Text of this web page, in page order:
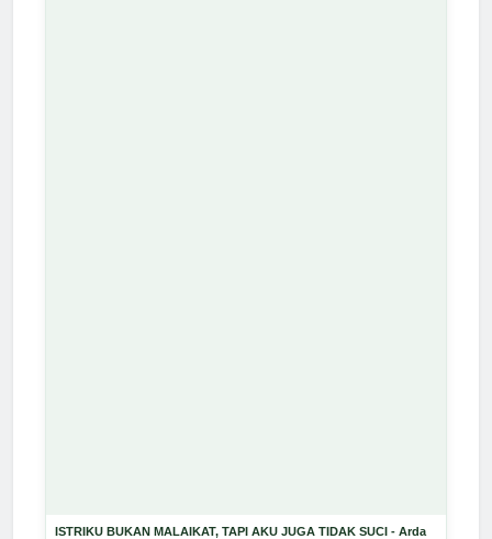
ISTRIKU BUKAN MALAIKAT, TAPI AKU JUGA TIDAK SUCI - Arda